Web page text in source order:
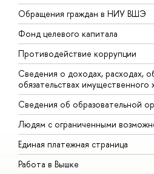
Обращения граждан в НИУ ВШЭ
Фонд целевого капитала
Противодействие коррупции
Сведения о доходах, расходах,
обязательствах имущественного
Сведения об образовательной
Людям с ограниченными
Единая платежная страница
Работа в Вышке